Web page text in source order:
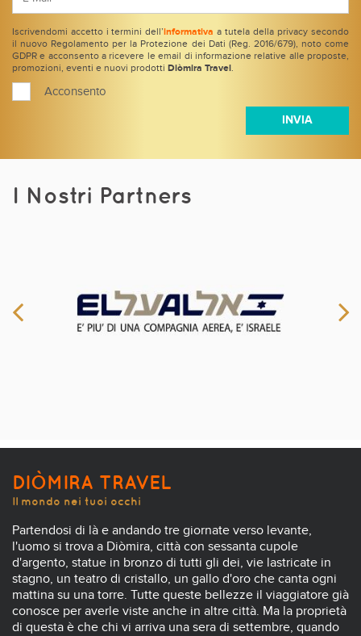
Iscrivendomi accetto i termini dell’ informativa a tutela della privacy secondo
il nuovo Regolamento per la Protezione dei Dati (Reg. 2016/679), noto come
GDPR e acconsento a ricevere le email di informazione relative alle proposte,
promozioni, eventi e nuovi prodotti Diòmira Travel .
Acconsento
I Nostri Partners
DIÒMIRA TRAVEL
Il mondo nei tuoi occhi
Partendosi di là e andando tre giornate verso levante,
l'uomo si trova a Diòmira, città con sessanta cupole
d'argento, statue in bronzo di tutti gli dei, vie lastricate in
stagno, un teatro di cristallo, un gallo d'oro che canta ogni
mattina su una torre. Tutte queste bellezze il viaggiatore già
conosce per averle viste anche in altre città. Ma la proprietà
di questa è che chi vi arriva una sera di settembre, quando